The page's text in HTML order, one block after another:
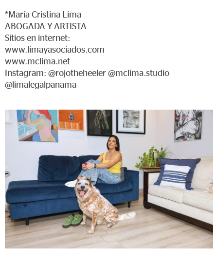
*María Cristina Lima
ABOGADA Y ARTISTA
Sitios en internet:
www.limayasociados.com
www.mclima.net
Instagram: @rojotheheeler @mclima.studio
@limalegalpanama